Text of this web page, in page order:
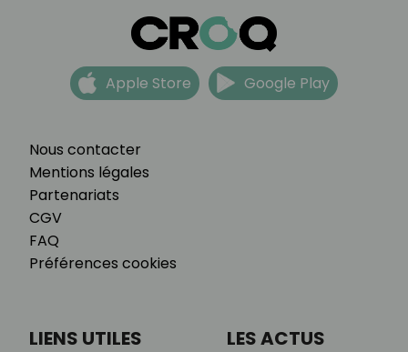
Nous contacter
Mentions légales
Partenariats
CGV
FAQ
Préférences cookies
Apple Store Google Play
LIENS UTILES LES ACTUS